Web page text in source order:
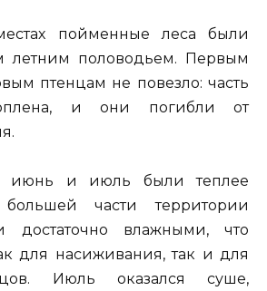
пойменные леса были
летним половодьем. Первым
птенцам не повезло: часть
и они погибли от
июнь и июль были теплее
части территории
достаточно влажными, что
для насиживания, так и для
Июль оказался суше,